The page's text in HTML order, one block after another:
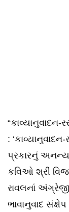
“કાવ્યાનુવાદન-
:
પ્રકારનું
કવિઓ શ્રી
રાવલનાં અંગ્રેજી
ભાવાનુવાદ